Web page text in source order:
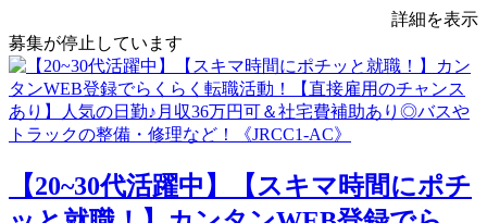
詳細を表示
募集が停止しています
【20~30代活躍中】【スキマ時間にポチ